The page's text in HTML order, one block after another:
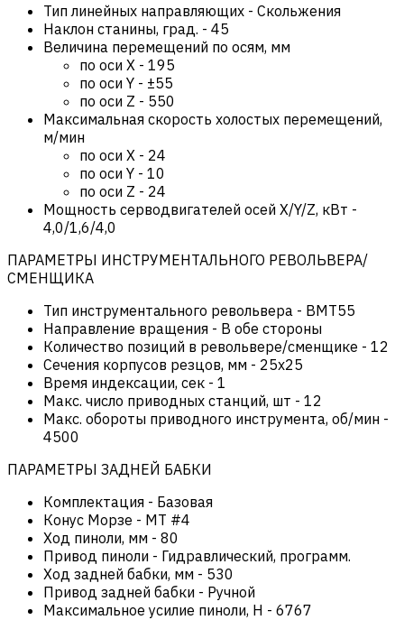
Тип линейных направляющих - Скольжения
Наклон станины, град. - 45
Величина перемещений по осям, мм
по оси Х - 195
по оси Y - ±55
по оси Z - 550
Максимальная скорость холостых перемещений,
м/мин
по оси Х - 24
по оси Y - 10
по оси Z - 24
Мощность серводвигателей осей X/Y/Z, кВт -
4,0/1,6/4,0
ПАРАМЕТРЫ ИНСТРУМЕНТАЛЬНОГО РЕВОЛЬВЕРА/
СМЕНЩИКА
Тип инструментального револьвера - BMT55
Направление вращения - В обе стороны
Количество позиций в револьвере/сменщике - 12
Сечения корпусов резцов, мм - 25х25
Время индексации, сек - 1
Макс. число приводных станций, шт - 12
Макс. обороты приводного инструмента, об/мин -
4500
ПАРАМЕТРЫ ЗАДНЕЙ БАБКИ
Комплектация - Базовая
Конус Морзе - MT #4
Ход пиноли, мм - 80
Привод пиноли - Гидравлический, программ.
Ход задней бабки, мм - 530
Привод задней бабки - Ручной
Максимальное усилие пиноли, Н - 6767